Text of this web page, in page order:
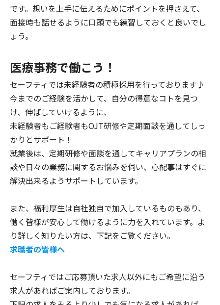
です。想いを上手に伝えるためにポイントを押さえて、
面接時も話せるように口頭でも練習しておくと良いでし
ょう。
医療事務で働こう！
セーフティでは未経験者の積極採用を行っております♪
今までのご経験を活かして、自分の得意なコトを見つ
け、伸ばしていけるように、
未経験者もご経験者もOJT研修や定期面談を通してしっ
かりとサポート！
就業後は、定期研修や面談を通してキャリアプランの相
談や日々の業務に関するお悩みを伺い、心配事はすぐに
解決出来るようサポートしています。
また、福利厚生は自社独自で加入しているものもあり、
働く皆様が安心して働けるように力を入れています。よ
り詳しく知りたい方は、下記をご覧ください。
求職者の皆様へ
セーフティではご応募頂いた求人以外にもご希望に沿う
求人があればご案内しております。